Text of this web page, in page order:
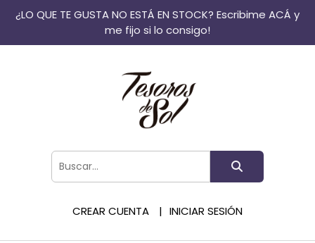
¿LO QUE TE GUSTA NO ESTÁ EN STOCK? Escribime ACÁ y
me fijo si lo consigo!
CREAR CUENTA INICIAR SESIÓN